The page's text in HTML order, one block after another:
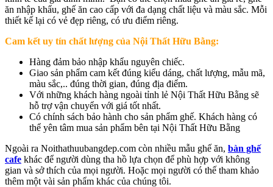
ăn nhập khẩu, ghế ăn cao cấp với đa dạng chất liệu và màu sắc. Mỗi
thiết kế lại có vẻ đẹp riêng, có ưu điểm riêng.
Cam kết uy tín chất lượng của Nội Thất Hữu Bằng:
Hàng đảm bảo nhập khẩu nguyên chiếc.
Giao sản phẩm cam kết đúng kiểu dáng, chất lượng, mẫu mã,
màu sắc,.. đúng thời gian, đúng địa điểm.
Với những khách hàng ngoài tỉnh lẻ Nội Thất Hữu Bằng sẽ
hỗ trợ vận chuyển với giá tốt nhất.
Có chính sách bảo hành cho sản phẩm ghế. Khách hàng có
thể yên tâm mua sản phẩm bên tại Nội Thất Hữu Bằng
Ngoài ra Noithathuubangdep.com còn nhiều mẫu ghế ăn, bàn ghế
cafe khác để người dùng tha hồ lựa chọn để phù hợp với không
gian và sở thích của mọi người. Hoặc mọi người có thế tham khảo
thêm một vài sản phẩm khác của chúng tôi.